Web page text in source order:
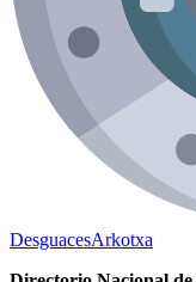
DesguacesArkotxa